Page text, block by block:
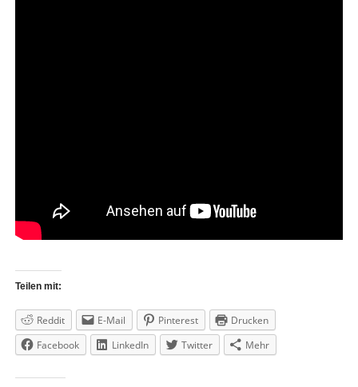
Teilen mit:
Reddit E-Mail Pinterest
Drucken
Facebook
LinkedIn Twitter Mehr